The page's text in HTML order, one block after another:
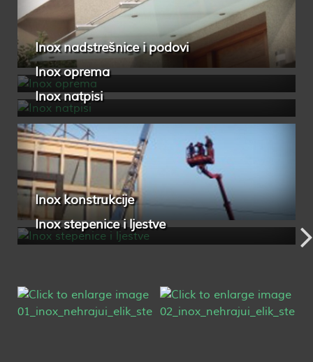
Inox nadstrešnice i podovi
Inox oprema
Inox natpisi
Inox konstrukcije
Inox stepenice i ljestve